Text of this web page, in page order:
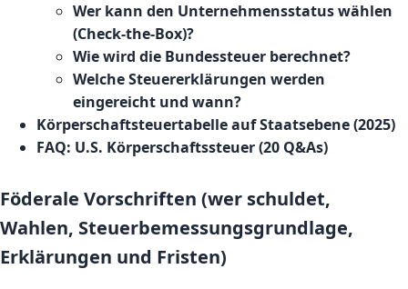
Wer kann den Unternehmensstatus wählen
(Check-the-Box)?
Wie wird die Bundessteuer berechnet?
Welche Steuererklärungen werden
eingereicht und wann?
Körperschaftsteuertabelle auf Staatsebene (2025)
FAQ: U.S. Körperschaftssteuer (20 Q&As)
Föderale Vorschriften (wer schuldet,
Wahlen, Steuerbemessungsgrundlage,
Erklärungen und Fristen)